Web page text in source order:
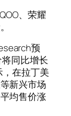
、荣耀
预
同比增长
，在拉丁美
新兴市场
均售价涨